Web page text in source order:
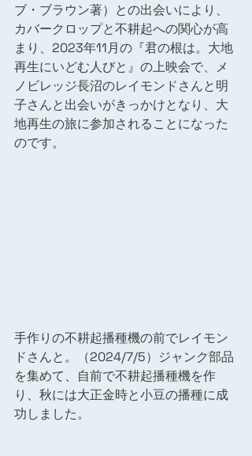
ブ・ブラウン著）との出会いにより、
カバークロップと不耕起への関心が高
まり、2023年11月の『君の根は。大地
再生にいどむ人びと』の上映会で、メ
ノビレッジ長沼のレイモンドさんと明
子さんと出会いがきっかけとなり、大
地再生の旅に参加されることになった
のです。
手作りの不耕起播種機の前でレイモン
ドさんと。（2024/7/5）ジャンク部品
を集めて、自前で不耕起播種機を作
り、秋には大正金時と小豆の播種に成
功しました。